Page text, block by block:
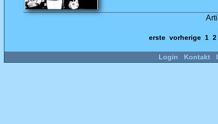
erste vorherige 1
Login Kontakt